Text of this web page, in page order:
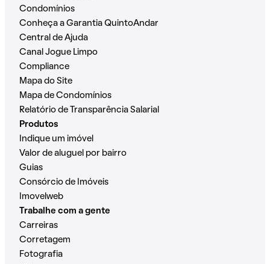
Condomínios
Conheça a Garantia QuintoAndar
Central de Ajuda
Canal Jogue Limpo
Compliance
Mapa do Site
Mapa de Condomínios
Relatório de Transparência Salarial
Produtos
Indique um imóvel
Valor de aluguel por bairro
Guias
Consórcio de Imóveis
Imovelweb
Trabalhe com a gente
Carreiras
Corretagem
Fotografia